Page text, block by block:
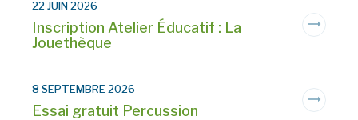
22 JUIN 2026
Inscription Atelier Éducatif : La
Jouethèque
8 SEPTEMBRE 2026
Essai gratuit Percussion